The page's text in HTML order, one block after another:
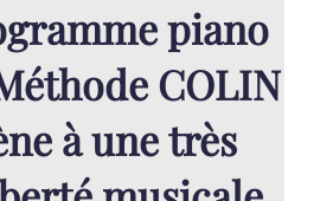
piano
COLIN
à une très